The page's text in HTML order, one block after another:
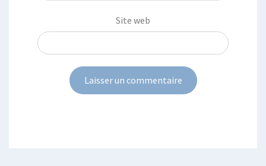
Site web